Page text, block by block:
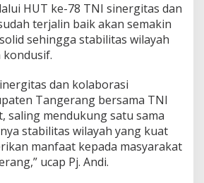
HUT ke-78 TNI sinergitas dan
terjalin baik akan semakin
sehingga stabilitas wilayah
dan kolaborasi
Tangerang bersama TNI
saling mendukung satu sama
stabilitas wilayah yang kuat
manfaat kepada masyarakat
ucap Pj. Andi.